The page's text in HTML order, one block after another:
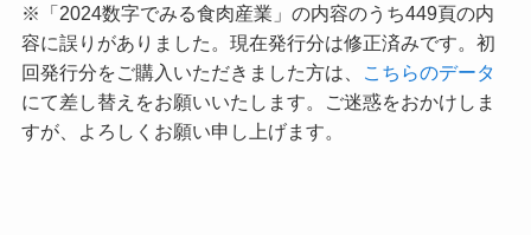
※「2024数字でみる食肉産業」の内容のうち449頁の内
容に誤りがありました。現在発行分は修正済みです。初
回発行分をご購入いただきました方は、
こちらのデータ
にて差し替えをお願いいたします。ご迷惑をおかけしま
すが、よろしくお願い申し上げます。